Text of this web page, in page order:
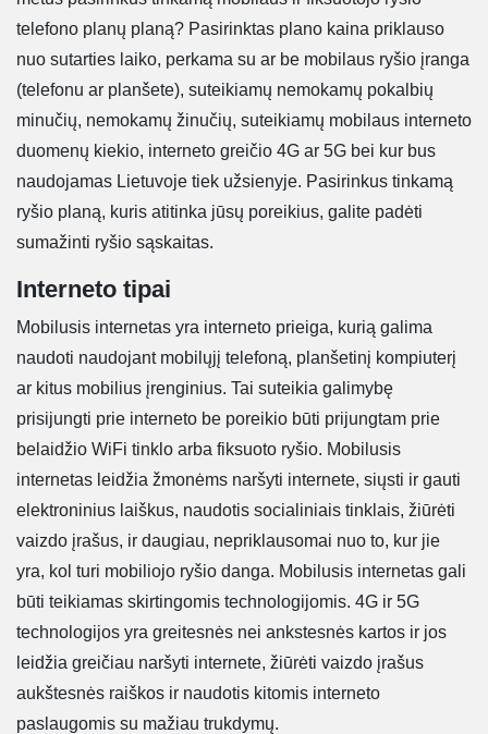
telefono planų planą? Pasirinktas plano kaina priklauso
nuo sutarties laiko, perkama su ar be mobilaus ryšio įranga
(telefonu ar planšete), suteikiamų nemokamų pokalbių
minučių, nemokamų žinučių, suteikiamų mobilaus interneto
duomenų kiekio, interneto greičio 4G ar 5G bei kur bus
naudojamas Lietuvoje tiek užsienyje. Pasirinkus tinkamą
ryšio planą, kuris atitinka jūsų poreikius, galite padėti
sumažinti ryšio sąskaitas.
Interneto tipai
Mobilusis internetas yra interneto prieiga, kurią galima
naudoti naudojant mobilųjį telefoną, planšetinį kompiuterį
ar kitus mobilius įrenginius. Tai suteikia galimybę
prisijungti prie interneto be poreikio būti prijungtam prie
belaidžio WiFi tinklo arba fiksuoto ryšio. Mobilusis
internetas leidžia žmonėms naršyti internete, siųsti ir gauti
elektroninius laiškus, naudotis socialiniais tinklais, žiūrėti
vaizdo įrašus, ir daugiau, nepriklausomai nuo to, kur jie
yra, kol turi mobiliojo ryšio danga. Mobilusis internetas gali
būti teikiamas skirtingomis technologijomis. 4G ir 5G
technologijos yra greitesnės nei ankstesnės kartos ir jos
leidžia greičiau naršyti internete, žiūrėti vaizdo įrašus
aukštesnės raiškos ir naudotis kitomis interneto
paslaugomis su mažiau trukdymų.